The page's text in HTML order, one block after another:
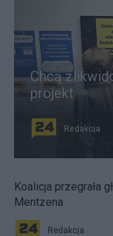
Chcą
projekt
Redakcja
Koalicja przegrała
Mentzena
Redakcja